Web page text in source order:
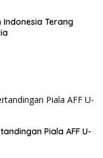
Indonesia Terang
Piala AFF U-